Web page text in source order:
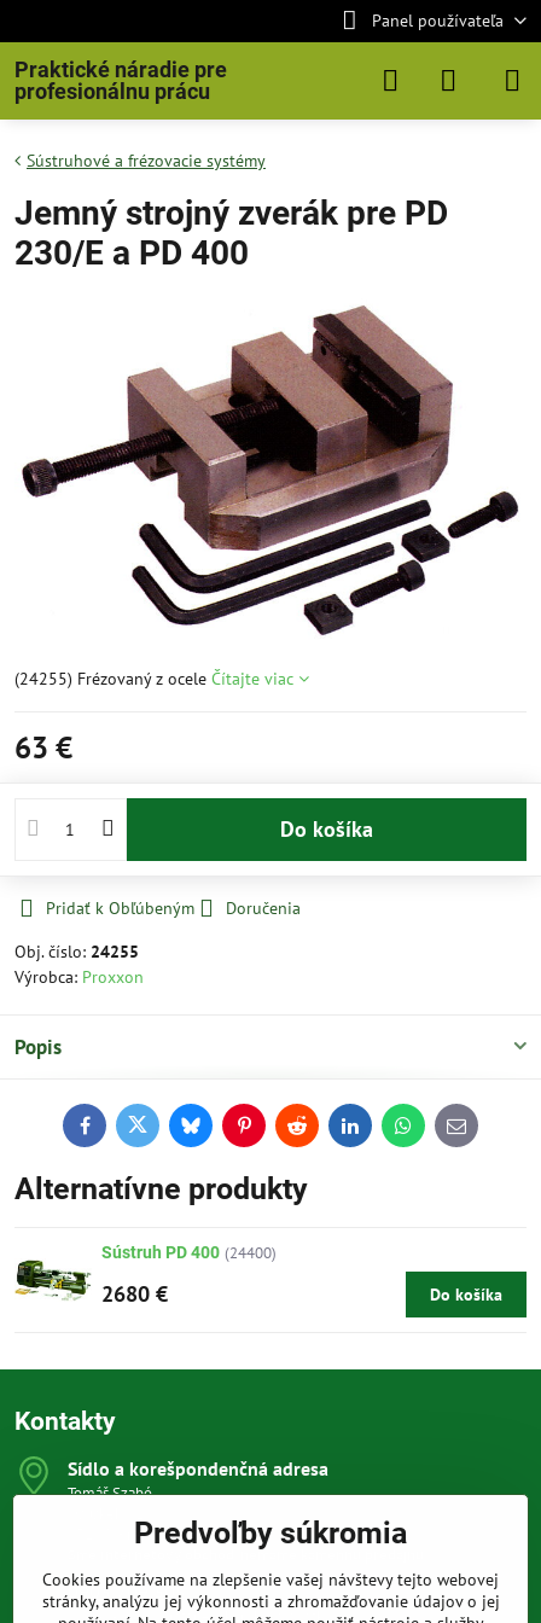
Panel používateľa
Praktické náradie pre
profesionálnu prácu
Sústruhové a frézovacie systémy
Jemný strojný zverák pre PD
230/E a PD 400
(24255) Frézovaný z ocele Čítajte viac
63 €
Do košíka
Pridať k Obľúbeným
Doručenia
Obj. číslo: 24255
Výrobca: Proxxon
Popis
FacebookTwitterBlueskyPinterestReddit LinkedInWhatsApp
E-
mail
Alternatívne produkty
Sústruh PD 400 (24400)
2680 € Do košíka
Kontakty
Sídlo a korešpondenčná adresa
Tomáš Szabó
851 03 Bratislava
Sme internetový obchod, nemáme kamennú predajňu.
0903 709 305
(08:00 - 20:00 vrátane víkendov a sviatkov)
Predvoľby súkromia
Cookies používame na zlepšenie vašej návštevy tejto webovej
stránky, analýzu jej výkonnosti a zhromažďovanie údajov o jej